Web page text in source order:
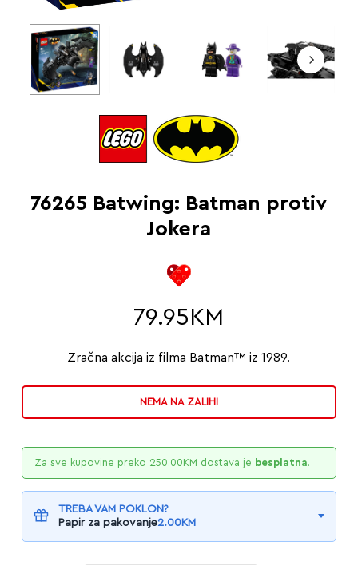
76265 Batwing: Batman protiv
Jokera
79.95 KM
Zračna akcija iz filma Batman™ iz 1989.
NEMA NA ZALIHI
Za sve kupovine preko 250.00KM dostava je besplatna.
TREBA VAM POKLON?
Papir za pakovanje2.00KM